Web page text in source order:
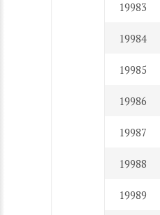
19983
19984
19985
19986
19987
19988
19989